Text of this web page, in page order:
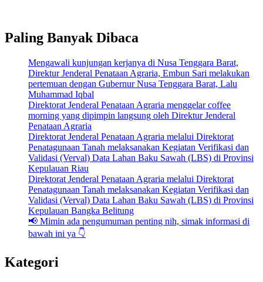
Paling Banyak Dibaca
Mengawali kunjungan kerjanya di Nusa Tenggara Barat,
Direktur Jenderal Penataan Agraria, Embun Sari melakukan
pertemuan dengan Gubernur Nusa Tenggara Barat, Lalu
Muhammad Iqbal
Direktorat Jenderal Penataan Agraria menggelar coffee
morning yang dipimpin langsung oleh Direktur Jenderal
Penataan Agraria
Direktorat Jenderal Penataan Agraria melalui Direktorat
Penatagunaan Tanah melaksanakan Kegiatan Verifikasi dan
Validasi (Verval) Data Lahan Baku Sawah (LBS) di Provinsi
Kepulauan Riau
Direktorat Jenderal Penataan Agraria melalui Direktorat
Penatagunaan Tanah melaksanakan Kegiatan Verifikasi dan
Validasi (Verval) Data Lahan Baku Sawah (LBS) di Provinsi
Kepulauan Bangka Belitung
📢 Mimin ada pengumuman penting nih, simak informasi di
bawah ini ya 👇
Kategori